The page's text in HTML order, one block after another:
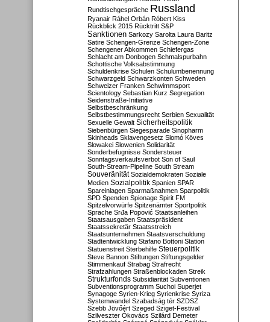
Rundtischgespräche Russland
Ryanair Ráhel Orbán Róbert Kiss
Rückblick 2015 Rücktritt S&P
Sanktionen Sarkozy Sarolta Laura Baritz
Satire Schengen-Grenze Schengen-Zone
Schengener Abkommen Schiefergas
Schlacht am Donbogen Schmalspurbahn
Schottische Volksabstimmung
Schuldenkrise Schulen Schulumbenennung
Schwarzgeld Schwarzkonten Schweden
Schweizer Franken Schwimmsport
Scientology Sebastian Kurz Segregation
Seidenstraße-Initiative
Selbstbeschränkung
Selbstbestimmungsrecht Serbien Sexualität
Sexuelle Gewalt Sicherheitspolitik
Siebenbürgen Siegesparade Sinopharm
Skinheads Sklavengesetz Slomó Köves
Slowakei Slowenien Solidarität
Sonderbefugnisse Sondersteuer
Sonntagsverkaufsverbot Son of Saul
South-Stream-Pipeline South Stream
Souveränität Sozialdemokraten Soziale
Medien Sozialpolitik Spanien SPAR
Spareinlagen Sparmaßnahmen Sparpolitik
SPD Spenden Spionage Spirit FM
Spitzelvorwürfe Spitzenämter Sportpolitik
Sprache Srđa Popović Staatsanleihen
Staatsausgaben Staatspräsident
Staatssekretär Staatsstreich
Staatsunternehmen Staatsverschuldung
Stadtentwicklung Stafano Bottoni Station
Statuenstreit Sterbehilfe Steuerpolitik
Steve Bannon Stiftungen Stiftungsgelder
Stimmenkauf Strabag Strafrecht
Strafzahlungen Straßenblockaden Streik
Strukturfonds Subsidiarität Subventionen
Subventionsprogramm Suchoi Superjet
Synagoge Syrien-Krieg Syrienkrise Syriza
Systemwandel Szabadság tér SZDSZ
Szebb Jövőért Szeged Sziget-Festival
Szilveszter Ókovács Szilárd Demeter